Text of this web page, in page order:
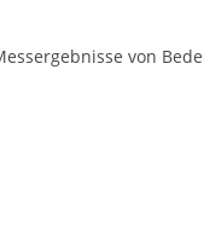
von